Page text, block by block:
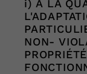
i) À LA
NON-